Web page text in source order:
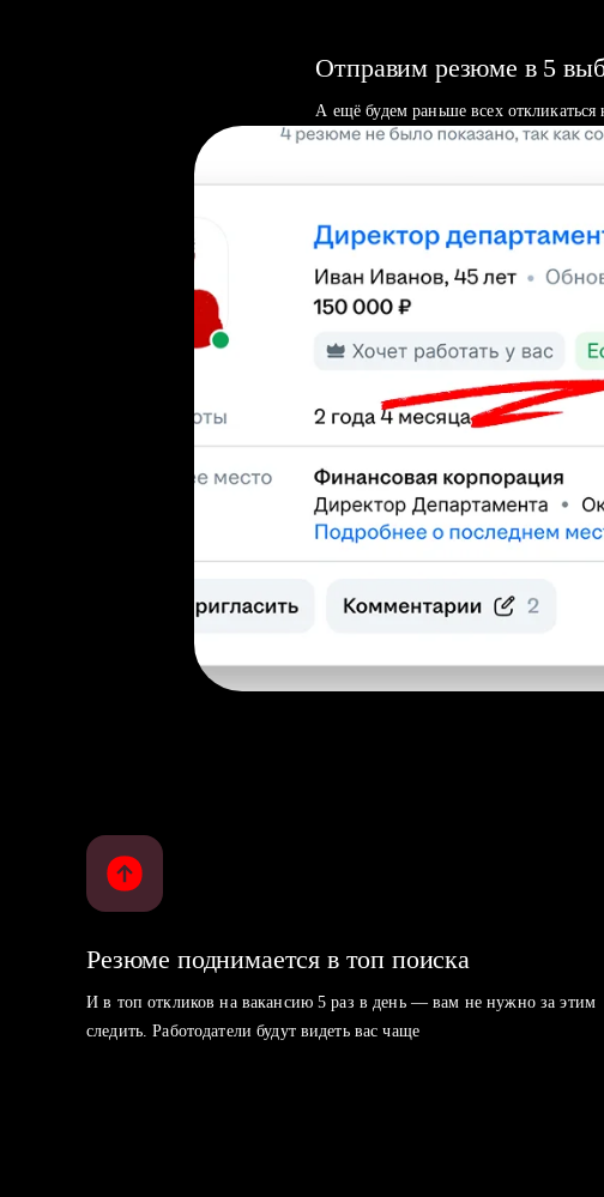
Отправим резюме в 5
А ещё будем раньше всех
Резюме поднимается в топ поиска
И в топ откликов на вакансию 5 раз в день — вам не нужно за этим
следить. Работодатели будут видеть вас чаще